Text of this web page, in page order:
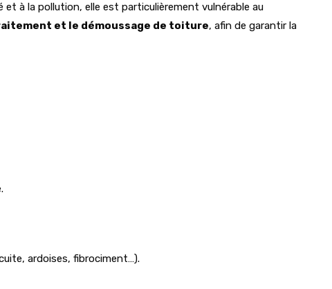
à la pollution, elle est particulièrement vulnérable au
et le démoussage de toiture, afin de garantir la
ardoises, fibrociment…).